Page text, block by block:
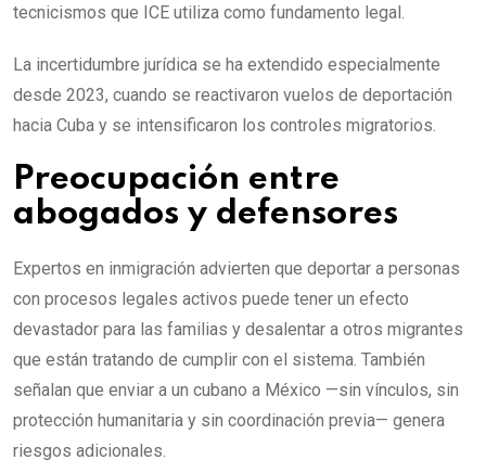
tecnicismos que ICE utiliza como fundamento legal.
La incertidumbre jurídica se ha extendido especialmente
desde 2023, cuando se reactivaron vuelos de deportación
hacia Cuba y se intensificaron los controles migratorios.
Preocupación entre
abogados y defensores
Expertos en inmigración advierten que deportar a personas
con procesos legales activos puede tener un efecto
devastador para las familias y desalentar a otros migrantes
que están tratando de cumplir con el sistema. También
señalan que enviar a un cubano a México —sin vínculos, sin
protección humanitaria y sin coordinación previa— genera
riesgos adicionales.